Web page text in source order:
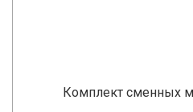
Комплект сменных